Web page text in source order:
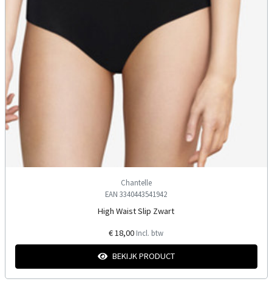
Chantelle
EAN 3340443541942
High Waist Slip Zwart
€ 18,00 Incl. btw
BEKIJK PRODUCT